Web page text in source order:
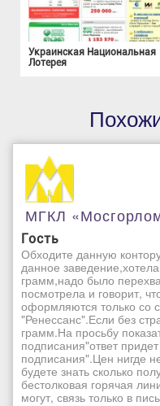
Украинская Национальная
Лотерея
МГКЛ
Гость
Обходите данную
данное
грамм,надо было
посмотрела и говорит,
оформляются только со
"Ренессанс".Если без
грамм.На просьбу
подписания"ответ
подписания".Цен нигде
будете знать сколько
бестолковая горячая
могут, связь только в